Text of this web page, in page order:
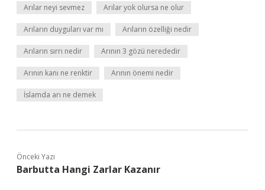
Arılar neyi sevmez Arılar yok olursa ne olur
Arıların duyguları var mı Arıların özelliği nedir
Arıların sırrı nedir Arının 3 gözü nerededir
Arının kanı ne renktir Arının önemi nedir
İslamda arı ne demek
Önceki Yazı
Barbutta Hangi Zarlar Kazanır